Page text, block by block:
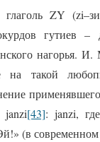
глаголь ZY
гутиев –
нагорья. И.
на такой
janzi[43]: janzi,
(в современном